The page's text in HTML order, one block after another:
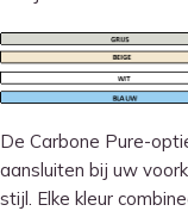
De Carbone Pure-
aansluiten bij uw
stijl. Elke kleur